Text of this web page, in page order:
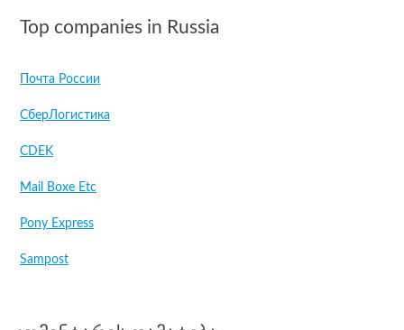
Top companies in Russia
Почта России
СберЛогистика
CDEK
Mail Boxe Etc
Pony Express
Sampost